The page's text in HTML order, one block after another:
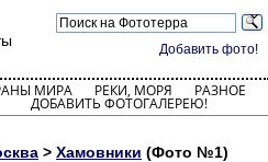
Добавить фото!
МИРА РЕКИ, МОРЯ РАЗНОЕ
ДОБАВИТЬ ФОТОГАЛЕРЕЮ!
> Хамовники (Фото №1)